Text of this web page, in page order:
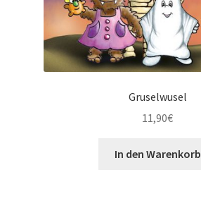
Gruselwusel
11,90€
In den Warenkorb